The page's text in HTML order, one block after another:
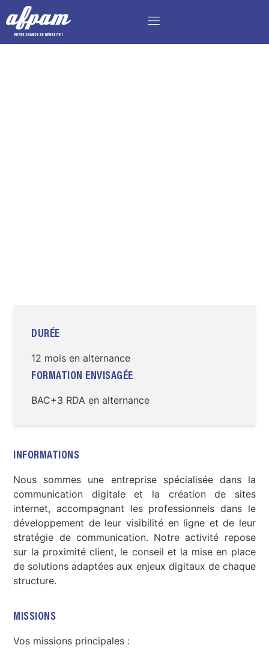
DURÉE
12 mois en alternance
FORMATION ENVISAGÉE
BAC+3 RDA en alternance
INFORMATIONS
Nous sommes une entreprise spécialisée dans la
communication digitale et la création de sites
internet, accompagnant les professionnels dans le
développement de leur visibilité en ligne et de leur
stratégie de communication. Notre activité repose
sur la proximité client, le conseil et la mise en place
de solutions adaptées aux enjeux digitaux de chaque
structure.
MISSIONS
Vos missions principales :